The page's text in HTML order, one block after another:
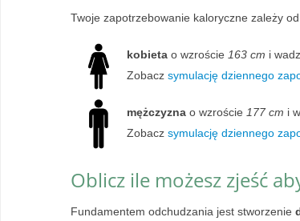
Twoje zapotrzebowanie kaloryczne zależy
kobieta o wzroście 163 cm i
Zobacz symulację dziennego
mężczyzna o wzroście 177 cm i
Zobacz symulację dziennego
Oblicz ile możesz zjeść
Fundamentem odchudzania jest stworzenie